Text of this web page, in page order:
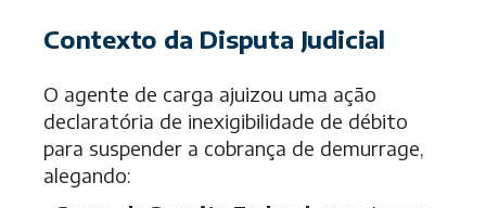
Contexto da Disputa Judicial
O agente de carga ajuizou uma ação
declaratória de inexigibilidade de débito
para suspender a cobrança de demurrage,
alegando: